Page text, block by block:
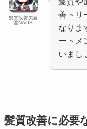
髪質改善美容
室NAOS
善トリ
なりま
ートメ
いまし
髪質改善に必要